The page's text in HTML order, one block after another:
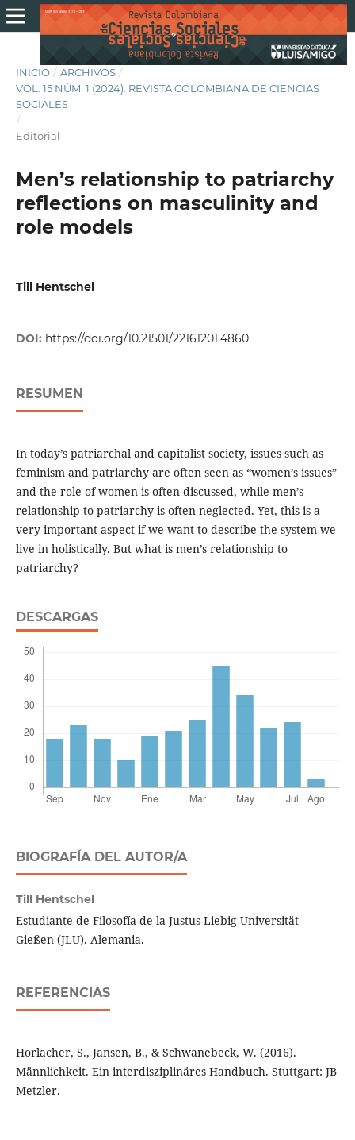
INICIO / ARCHIVOS /
VOL. 15 NÚM. 1 (2024): REVISTA COLOMBIANA DE CIENCIAS
SOCIALES
/
Editorial
Men’s relationship to patriarchy
reflections on masculinity and
role models
Till Hentschel
DOI: https://doi.org/10.21501/22161201.4860
RESUMEN
In today’s patriarchal and capitalist society, issues such as
feminism and patriarchy are often seen as “women’s issues”
and the role of women is often discussed, while men’s
relationship to patriarchy is often neglected. Yet, this is a
very important aspect if we want to describe the system we
live in holistically. But what is men’s relationship to
patriarchy?
DESCARGAS
BIOGRAFÍA DEL AUTOR/A
Till Hentschel
Estudiante de Filosofía de la Justus-Liebig-Universität
Gießen (JLU). Alemania.
REFERENCIAS
Horlacher, S., Jansen, B., & Schwanebeck, W. (2016).
Männlichkeit. Ein interdisziplinäres Handbuch. Stuttgart: JB
Metzler.